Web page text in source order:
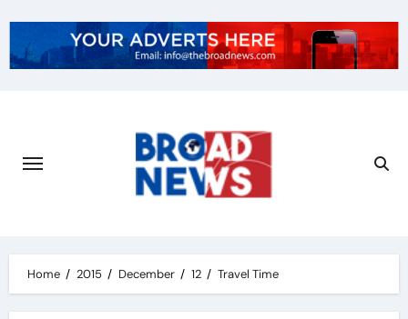
Home 2015 December 12 Travel Time